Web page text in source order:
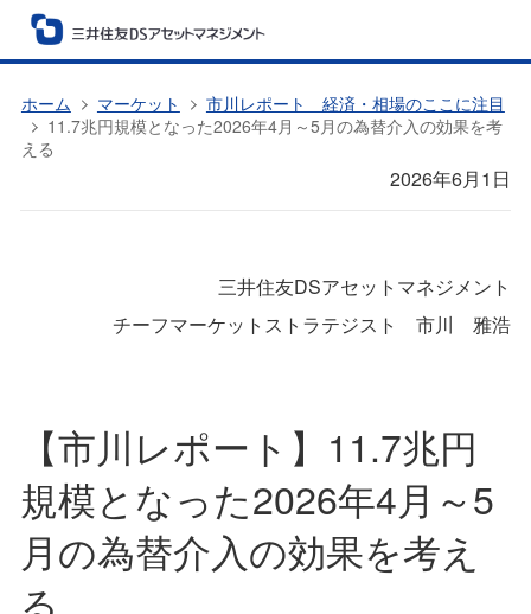
ホーム マーケット
市川レポート 経済・相場のここに注目
11.7兆円規模となった2026年4月～5月の為替介入の効果を考
える
2026年6月1日
三井住友DSアセットマネジメント
チーフマーケットストラテジスト 市川 雅浩
【市川レポート】11.7兆円
規模となった2026年4月～5
月の為替介入の効果を考え
る